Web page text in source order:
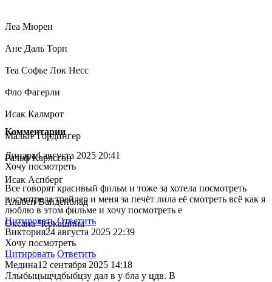
Леа Мюрен
Ане Даль Торп
Теа Софье Лок Несс
Фло Фагерли
Исак Калмрот
Мальте Гордингер
Ральф Карлссон
Исак Аспберг
Альбен Вайденблад
Оксана Черкашина
Комментарии
Динара4 августа 2025 20:41
Хочу посмотреть
Все говорят красивый фильм и тоже за хотела посмотреть
посмотрела трейлер и меня за печёт лила её смотреть всё как я
люблю в этом фильме и хочу посмотреть е
Цитировать Ответить
Виктория24 августа 2025 22:39
Хочу посмотреть
Цитировать Ответить
Медина12 сентября 2025 14:18
Ллыбыцьщчдбыбцзу дал в у бла у цдв. В